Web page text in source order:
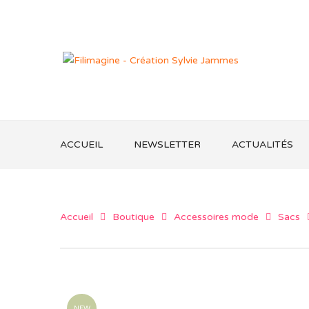
ACCUEIL NEWSLETTER ACTUALITÉS
Accueil Boutique Accessoires mode Sacs